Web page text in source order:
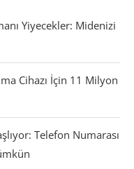
Yiyecekler: Midenizi
Cihazı İçin 11 Milyon
Telefon Numarası